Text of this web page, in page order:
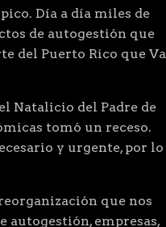
Día a día miles de
de autogestión que
del Puerto Rico que Va
Natalicio del Padre de
tomó un receso.
y urgente, por lo
que nos
empresas,